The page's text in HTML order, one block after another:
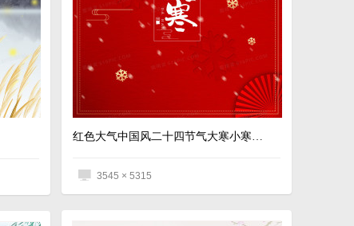
红色大气中国风二十四节气大寒小寒背景
3545 × 5315